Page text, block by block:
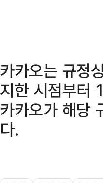
카카오는 규정
지한 시점부터
카카오가 해당
다.